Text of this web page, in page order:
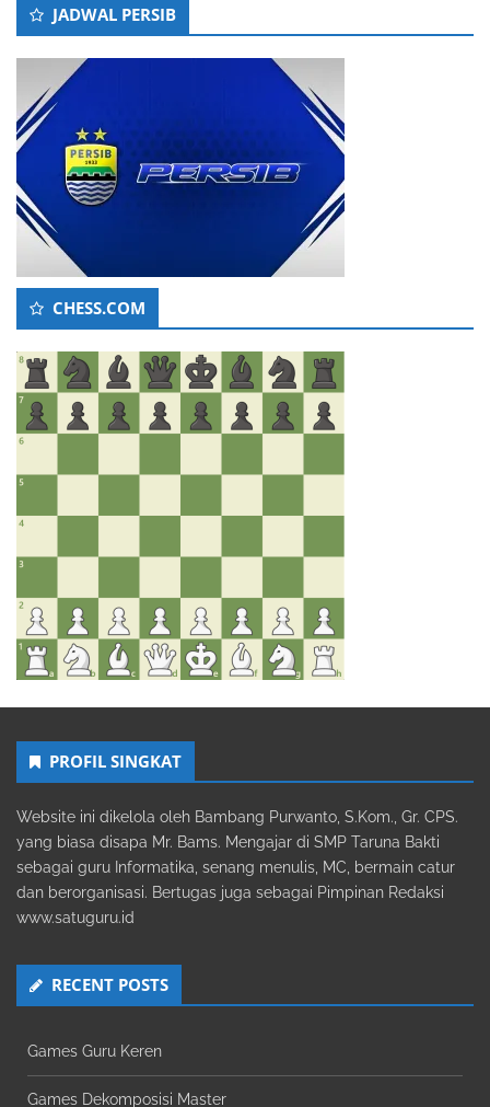
JADWAL PERSIB
CHESS.COM
PROFIL SINGKAT
Website ini dikelola oleh Bambang Purwanto, S.Kom., Gr. CPS.
yang biasa disapa Mr. Bams. Mengajar di SMP Taruna Bakti
sebagai guru Informatika, senang menulis, MC, bermain catur
dan berorganisasi. Bertugas juga sebagai Pimpinan Redaksi
www.satuguru.id
RECENT POSTS
Games Guru Keren
Games Dekomposisi Master